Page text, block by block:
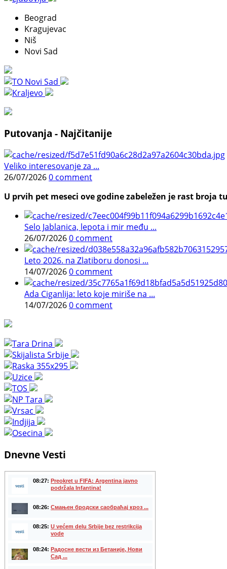
Beograd
Kragujevac
Niš
Novi Sad
Putovanja - Najčitanije
Veliko interesovanje za ...
26/07/20260 comment
U prvih pet meseci ove godine zabeležen je rast
Selo Jablanica, lepota i mir među ...
26/07/20260 comment
Leto 2026. na Zlatiboru donosi ...
14/07/20260 comment
Ada Ciganlija: leto koje miriše na ...
14/07/20260 comment
Dnevne Vesti